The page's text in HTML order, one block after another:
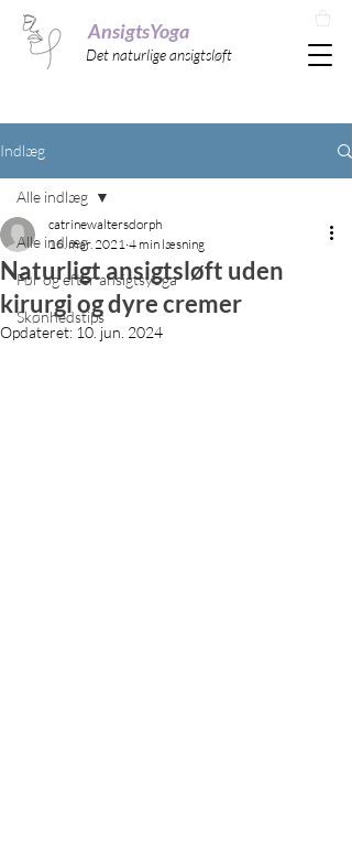
AnsigtsYoga
Det naturlige ansigtsløft
Indlæg
Alle indlæg
Før og efter ansigtsyoga
Skønhedstips
Alle indlæg
Naturligt ansigtsløft uden
kirurgi og dyre cremer
catrinewaltersdorph
16. mar. 2021 4 min læsning
Opdateret: 10. jun. 2024